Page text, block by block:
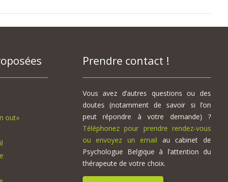
out»
Prendre contact !
Vous avez d’autres questions ou des
doutes (notamment de savoir si l’on
peut répondre à votre demande) ?
Téléphonez pour prendre rendez-vous
ou envoyez un email au cabinet de
Psychologue Belgique à l’attention du
thérapeute de votre choix.